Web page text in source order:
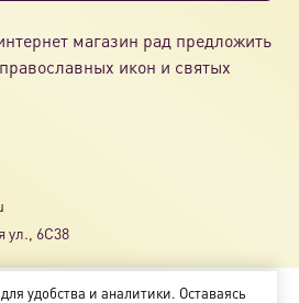
магазин рад предложить
икон и святых
ул., 6С38
удобства и аналитики. Оставаясь